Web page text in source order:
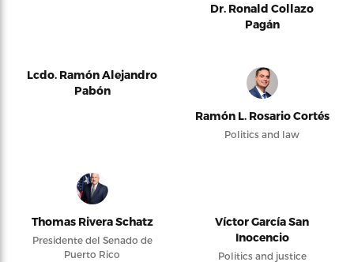
Dr. Ronald Collazo
Pagán
Lcdo. Ramón Alejandro
Pabón
Ramón L. Rosario Cortés
Politics and law
Thomas Rivera Schatz
Presidente del Senado de
Puerto Rico
Víctor García San
Inocencio
Politics and justice